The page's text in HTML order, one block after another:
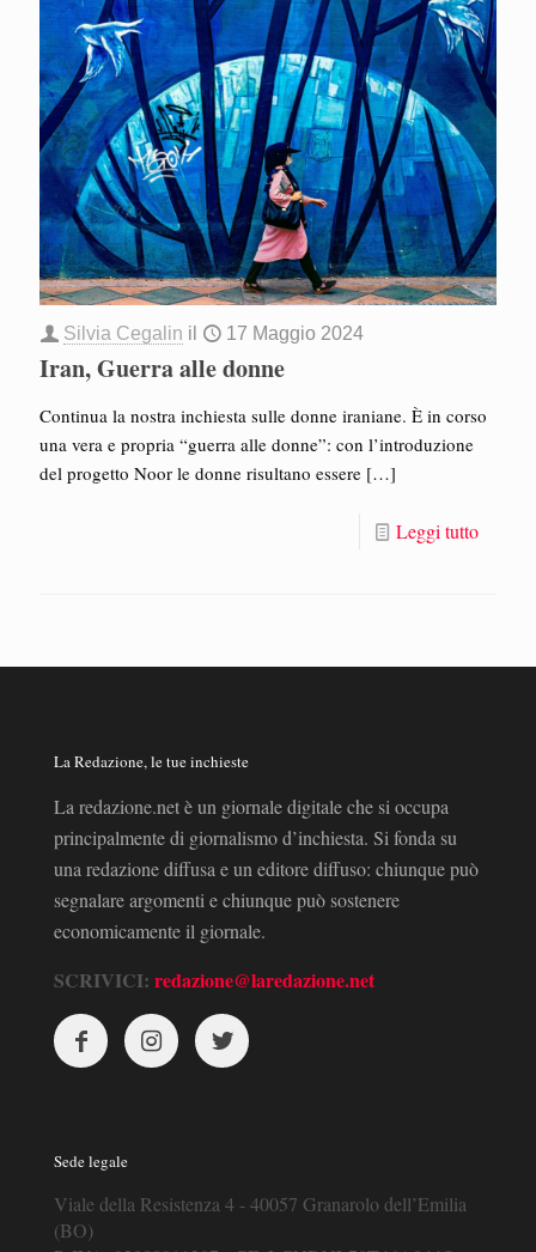
Silvia Cegalin il 17 Maggio 2024
Iran, Guerra alle donne
Continua la nostra inchiesta sulle donne iraniane. È in corso
una vera e propria “guerra alle donne”: con l’introduzione
del progetto Noor le donne risultano essere […]
Leggi tutto
La Redazione, le tue inchieste
La redazione.net è un giornale digitale che si occupa
principalmente di giornalismo d’inchiesta. Si fonda su
una redazione diffusa e un editore diffuso: chiunque può
segnalare argomenti e chiunque può sostenere
economicamente il giornale.
SCRIVICI: redazione@laredazione.net
Sede legale
Viale della Resistenza 4 - 40057 Granarolo dell’Emilia
(BO)